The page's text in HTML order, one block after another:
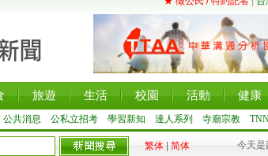
旅遊 生活 校園 活動 健康
公共消息 公私立招考 學習新知 達人系列 寺廟宗教
繁体 简体 今天是